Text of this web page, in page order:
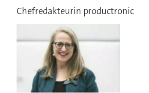
Chefredakteurin productronic